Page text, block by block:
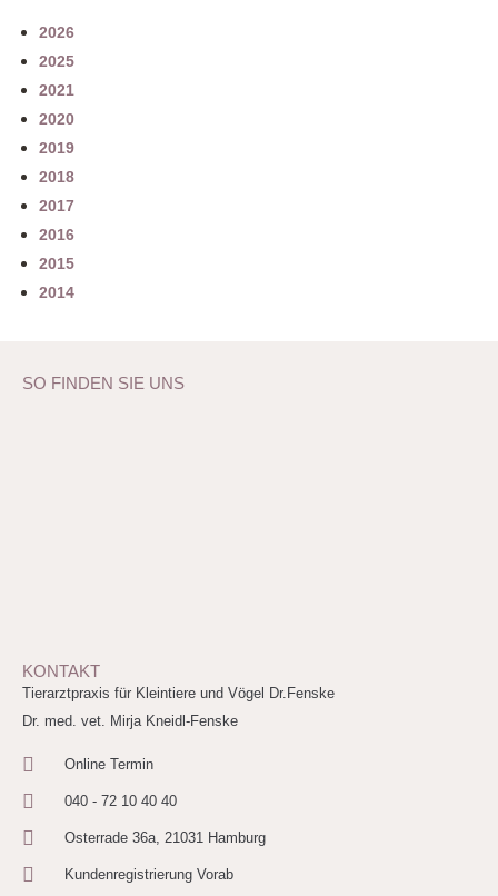
2026
2025
2021
2020
2019
2018
2017
2016
2015
2014
SO FINDEN SIE UNS
KONTAKT
Tierarztpraxis für Kleintiere und Vögel Dr.Fenske
Dr. med. vet. Mirja Kneidl-Fenske
Online Termin
040 - 72 10 40 40
Osterrade 36a, 21031 Hamburg
Kundenregistrierung Vorab